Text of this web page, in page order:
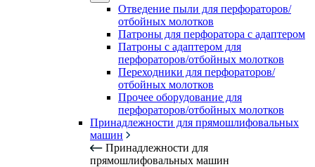
Отведение пыли для перфораторов/
отбойных молотков
Патроны для перфоратора с адаптером
Патроны с адаптером для
перфораторов/отбойных молотков
Переходники для перфораторов/
отбойных молотков
Прочее оборудование для
перфораторов/отбойных молотков
Принадлежности для прямошлифовальных
машин
Принадлежности для
прямошлифовальных машин